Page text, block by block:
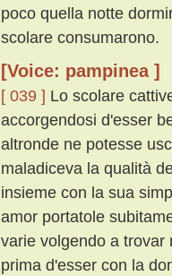
poco quella notte
scolare consumarono.
[Voice: pampinea ]
[ 039 ] Lo scolare
accorgendosi d'esser
altronde ne potesse
maladiceva la qualità
insieme con la sua
amor portatole
varie volgendo a trovar
prima d'esser con la